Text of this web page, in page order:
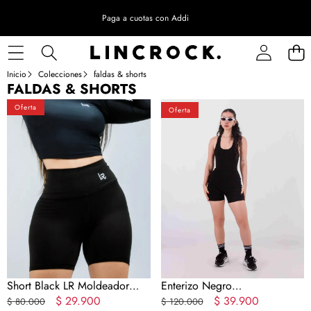
Paga a cuotas con Addi
Inicio Colecciones faldas & shorts
FALDAS & SHORTS
Short
Black
Moldeador
UltraFit
Oferta
Short Black LR Moldeador
UltraFit
Precio
$ 80.000
Precio
$ 29.900
Enterizo
Negro
AntiTransparencia
Oferta
Enterizo Negro
AntiTransparencia
Precio
$ 120.000
Precio
$ 39.900